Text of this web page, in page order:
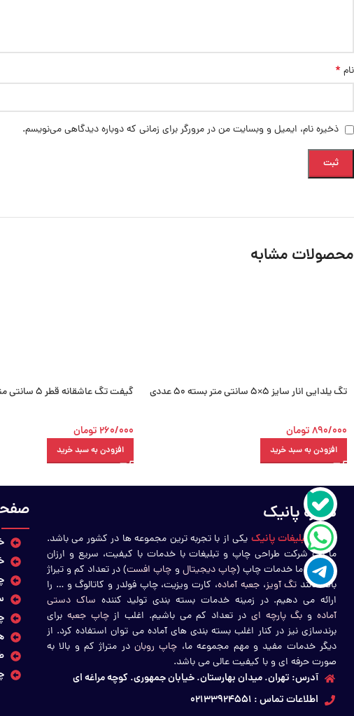
نام *
ذخیره نام، ایمیل و وبسایت من در مرورگر برای زمانی که دوباره دیدگاهی می‌نویسم.
محصولات مشابه
تگ یلدایی انار سایز 5×5 سانتی متر بسته 50 عددی
890/000تومان
افزودن به سبد خرید
گیفت تگ عاشقانه قطر 5 سانتی متر بسته 50 عددی
260/000 تومان
افزودن به سبد خرید
درباره پانیک
چاپ و تبلیغات پانیک یکی از با تجربه ترین مجموعه ها در کشور می باشد.
ما یک شرکت طراحی چاپ و تبلیغات با خدمات با کیفیت، سریع و ارزان
هستیم. ما خدمات چاپ (چاپ دیجیتالو چاپ افست) در تعداد کم و تیراژ
بالا، مانند تگ آویز،جعبه آماده، کارت ویزیت، چاپ فولدر و کاتالوگ و … را
ارائه می دهیم. در زمینه خدمات بسته بندی تولید کننده ساک دستی
آمادهو بگ پارچه ای در تعداد کم می باشیم. اغلب ازچاپ جعبه برای
برندسازی نیز در کنار اغلب بسته بندی های آماده می توان استفاده کرد. از
دیگر خدمات مفید و مهم مجموعه ما، چاپ روباندر متراژ کم و بالا به
صورت حرفه ای و با کیفیت عالی می باشد.
آدرس: تهران. میدان بهارستان. خیابان جمهوری. کوچه مراغه ای
اطلاعات تماس : 02133924551